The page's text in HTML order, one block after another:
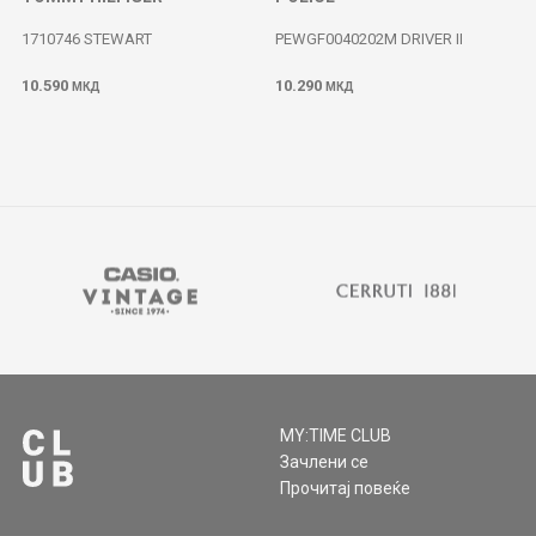
1710746 STEWART
10.590 МКД
PEWGF0040202M DRIVER II
10.290 МКД
MY:TIME CLUB
Зачлени се
Прочитај повеќе